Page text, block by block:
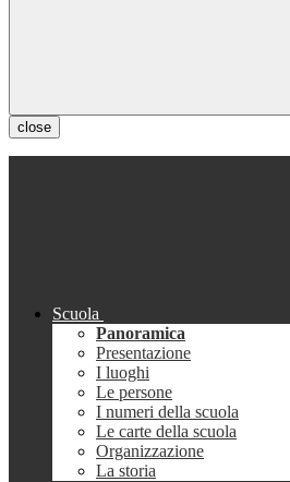
close
Scuola
Panoramica
Presentazione
I luoghi
Le persone
I numeri della scuola
Le carte della scuola
Organizzazione
La storia